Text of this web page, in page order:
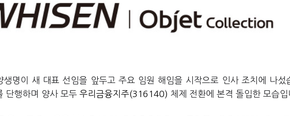
생명이 새 대표 선임을 앞두고 주요 임원 해임을 시작으로 인사 조치에 나섰
단행하며 양사 모두 우리금융지주(316140) 체제 전환에 본격 돌입한 모습입